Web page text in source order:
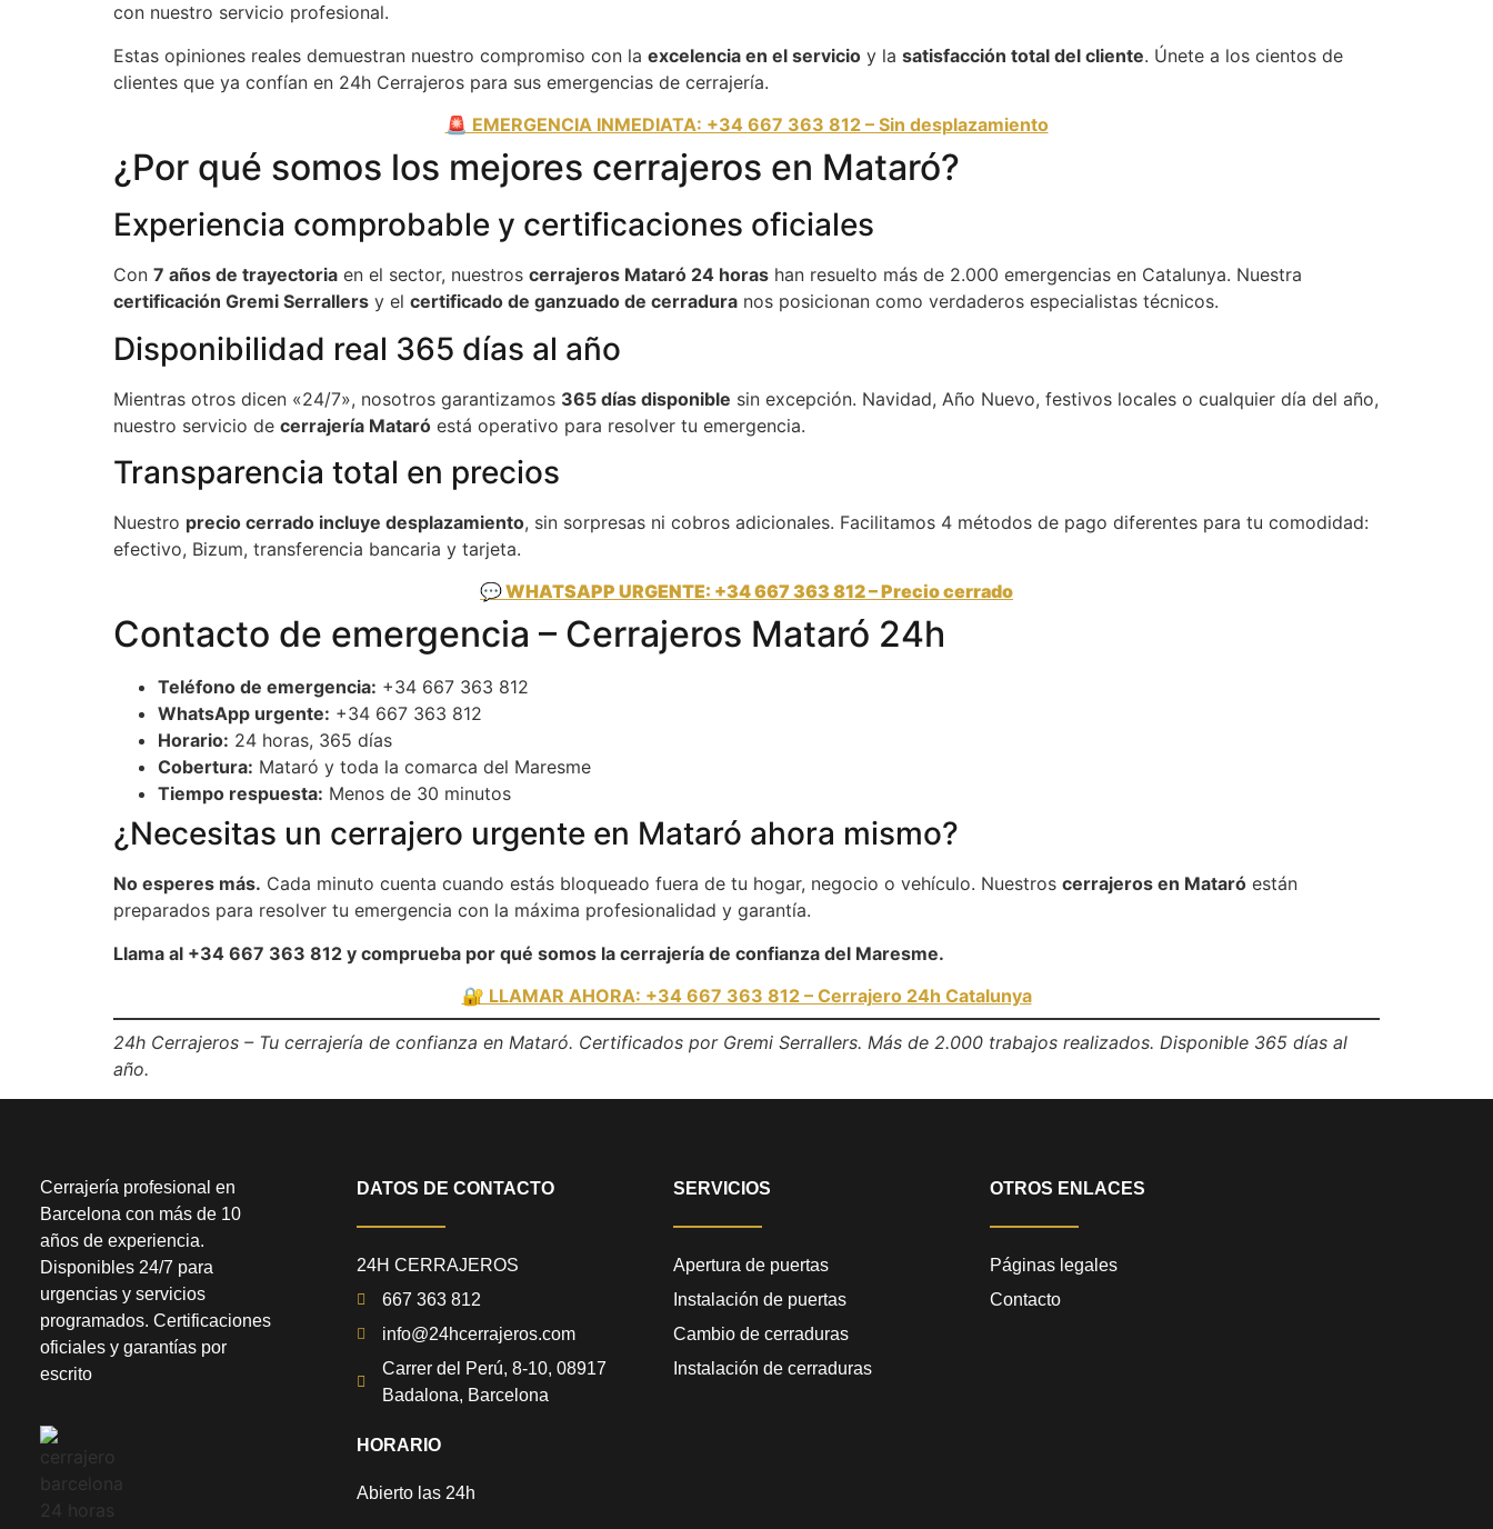
con nuestro servicio profesional.
Estas opiniones reales demuestran nuestro compromiso con la excelencia en el servicio y la satisfacción total del cliente. Únete a los cientos de
clientes que ya confían en 24h Cerrajeros para sus emergencias de cerrajería.
🚨 EMERGENCIA INMEDIATA: +34 667 363 812 – Sin desplazamiento
¿Por qué somos los mejores cerrajeros en Mataró?
Experiencia comprobable y certificaciones oficiales
Con 7 años de trayectoria en el sector, nuestros cerrajeros Mataró 24 horas han resuelto más de 2.000 emergencias en Catalunya. Nuestra
certificación Gremi Serrallers y el certificado de ganzuado de cerradura nos posicionan como verdaderos especialistas técnicos.
Disponibilidad real 365 días al año
Mientras otros dicen «24/7», nosotros garantizamos 365 días disponible sin excepción. Navidad, Año Nuevo, festivos locales o cualquier día del año,
nuestro servicio de cerrajería Mataró está operativo para resolver tu emergencia.
Transparencia total en precios
Nuestro precio cerrado incluye desplazamiento, sin sorpresas ni cobros adicionales. Facilitamos 4 métodos de pago diferentes para tu comodidad:
efectivo, Bizum, transferencia bancaria y tarjeta.
💬 WHATSAPP URGENTE: +34 667 363 812 – Precio cerrado
Contacto de emergencia – Cerrajeros Mataró 24h
Teléfono de emergencia: +34 667 363 812
WhatsApp urgente: +34 667 363 812
Horario: 24 horas, 365 días
Cobertura: Mataró y toda la comarca del Maresme
Tiempo respuesta: Menos de 30 minutos
¿Necesitas un cerrajero urgente en Mataró ahora mismo?
No esperes más. Cada minuto cuenta cuando estás bloqueado fuera de tu hogar, negocio o vehículo. Nuestros cerrajeros en Mataró están
preparados para resolver tu emergencia con la máxima profesionalidad y garantía.
Llama al +34 667 363 812 y comprueba por qué somos la cerrajería de confianza del Maresme.
🔐 LLAMAR AHORA: +34 667 363 812 – Cerrajero 24h Catalunya
24h Cerrajeros – Tu cerrajería de confianza en Mataró. Certificados por Gremi Serrallers. Más de 2.000 trabajos realizados. Disponible 365 días al
año.
Cerrajería profesional en
Barcelona con más de 10
años de experiencia.
Disponibles 24/7 para
urgencias y servicios
programados. Certificaciones
oficiales y garantías por
escrito
DATOS DE CONTACTO
24H CERRAJEROS
667 363 812
info@24hcerrajeros.com
Carrer del Perú, 8-10, 08917
Badalona, Barcelona
HORARIO
Abierto las 24h
SERVICIOS
Apertura de puertas
Instalación de puertas
Cambio de cerraduras
Instalación de cerraduras
OTROS ENLACES
Páginas legales
Contacto